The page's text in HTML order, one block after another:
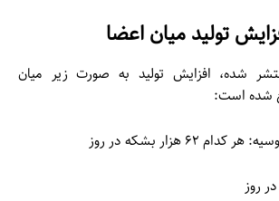
تولید میان اعضا
شده، افزایش تولید به صورت زیر میان
شده است:
هزار بشکه در روز